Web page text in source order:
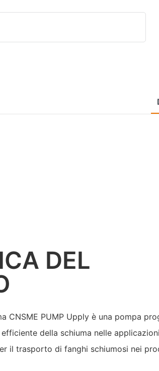
DEL
CNSME PUMP Upply è una pompa
della schiuma nelle
il trasporto di fanghi schiumosi nei